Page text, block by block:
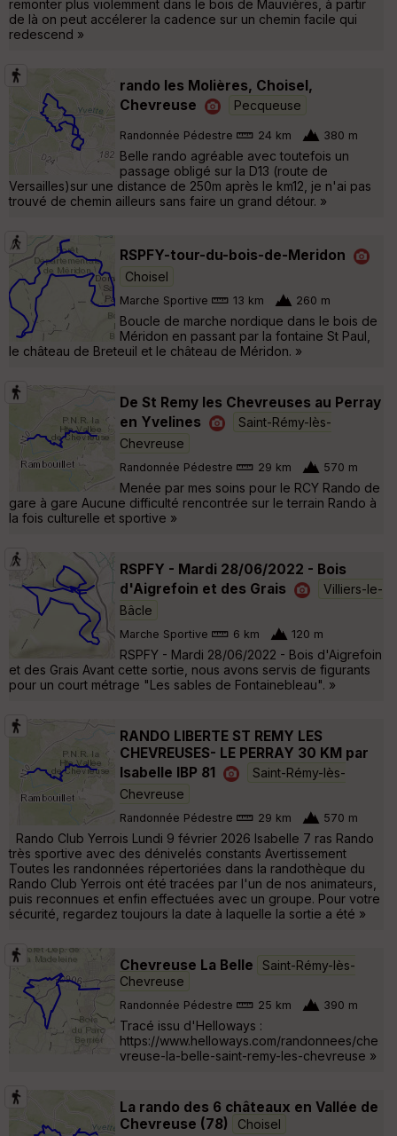
remonter plus violemment dans le bois de Mauvières, à partir
de là on peut accélerer la cadence sur un chemin facile qui
redescend »
rando les Molières, Choisel,
Chevreuse
Pecqueuse
Randonnée Pédestre 24 km 380 m
Belle rando agréable avec toutefois un
passage obligé sur la D13 (route de
Versailles)sur une distance de 250m après le km12, je n'ai pas
trouvé de chemin ailleurs sans faire un grand détour. »
RSPFY-tour-du-bois-de-Meridon
Choisel
Marche Sportive 13 km 260 m
Boucle de marche nordique dans le bois de
Méridon en passant par la fontaine St Paul,
le château de Breteuil et le château de Méridon. »
De St Remy les Chevreuses au Perray
en Yvelines
Saint-Rémy-lès-
Chevreuse
Randonnée Pédestre 29 km 570 m
Menée par mes soins pour le RCY Rando de
gare à gare Aucune difficulté rencontrée sur le terrain Rando à
la fois culturelle et sportive »
RSPFY - Mardi 28/06/2022 - Bois
d'Aigrefoin et des Grais
Villiers-le-
Bâcle
Marche Sportive 6 km 120 m
RSPFY - Mardi 28/06/2022 - Bois d'Aigrefoin
et des Grais Avant cette sortie, nous avons servis de figurants
pour un court métrage "Les sables de Fontainebleau". »
RANDO LIBERTE ST REMY LES
CHEVREUSES- LE PERRAY 30 KM par
Isabelle IBP 81
Saint-Rémy-lès-
Chevreuse
Randonnée Pédestre 29 km 570 m
Rando Club Yerrois Lundi 9 février 2026 Isabelle 7 ras Rando
très sportive avec des dénivelés constants Avertissement
Toutes les randonnées répertoriées dans la randothèque du
Rando Club Yerrois ont été tracées par l'un de nos animateurs,
puis reconnues et enfin effectuées avec un groupe. Pour votre
sécurité, regardez toujours la date à laquelle la sortie a été »
Chevreuse La Belle
Saint-Rémy-lès-
Chevreuse
Randonnée Pédestre 25 km 390 m
Tracé issu d'Helloways :
https://www.helloways.com/randonnees/che
vreuse-la-belle-saint-remy-les-chevreuse »
La rando des 6 châteaux en Vallée de
Chevreuse (78)
Choisel